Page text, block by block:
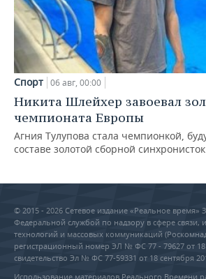
Спорт 06 авг, 00:00
Никита Шлейхер завоевал
чемпионата Европы
Агния Тулупова стала чемпионкой,
составе золотой сборной синхронисток
© 2015 - 2026 Сетевое издание «Реальное время»
Федеральной службой по надзору в сфере
технологий и массовых коммуникаций
регистрационный номер ЭЛ № ФС 77 - 79627 от 18
свидетельство Эл № ФС 77-59331 от 18 сентября
Использование материалов Реального Времени